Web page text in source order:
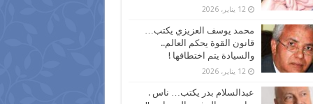
12 يناير، 2026
محمد يوسف العزيزي يكتب…
قانون القوة يحكم العالم..
والسيادة يتم اختطافها !
12 يناير، 2026
عبدالسلام بدر يكتب… ناس .